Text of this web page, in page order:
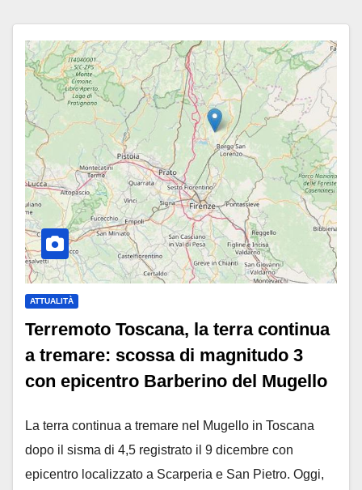
ATTUALITÀ
Terremoto Toscana, la terra continua
a tremare: scossa di magnitudo 3
con epicentro Barberino del Mugello
La terra continua a tremare nel Mugello in Toscana
dopo il sisma di 4,5 registrato il 9 dicembre con
epicentro localizzato a Scarperia e San Pietro. Oggi,